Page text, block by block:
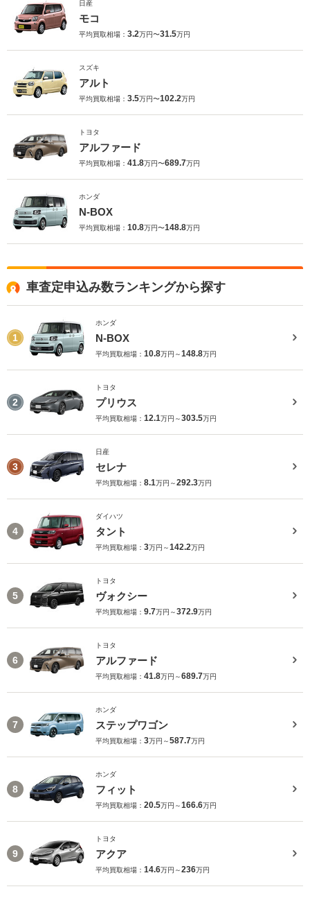
日産
モコ
平均買取相場： 3.2万円〜31.5万円
スズキ
アルト
平均買取相場： 3.5万円〜102.2万円
トヨタ
アルファード
平均買取相場： 41.8万円〜689.7万円
ホンダ
N-BOX
平均買取相場： 10.8万円〜148.8万円
車査定申込み数ランキングから探す
1
ホンダ
N-BOX
平均買取相場： 10.8万円～148.8万円
2
トヨタ
プリウス
平均買取相場： 12.1万円～303.5万円
3
日産
セレナ
平均買取相場： 8.1万円～292.3万円
4
ダイハツ
タント
平均買取相場： 3万円～142.2万円
5
トヨタ
ヴォクシー
平均買取相場： 9.7万円～372.9万円
6
トヨタ
アルファード
平均買取相場： 41.8万円～689.7万円
7
ホンダ
ステップワゴン
平均買取相場： 3万円～587.7万円
8
ホンダ
フィット
平均買取相場： 20.5万円～166.6万円
9
トヨタ
アクア
平均買取相場： 14.6万円～236万円